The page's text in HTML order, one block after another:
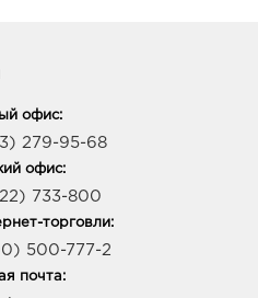
офис:
279-95-68
офис:
733-800
торговли:
500-777-2
почта: